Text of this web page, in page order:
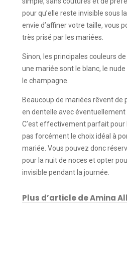
pour qu’elle reste invisible sous
envie d’affiner votre taille, vous
très prisé par les mariées.
Sinon, les principales couleurs
une mariée sont le blanc, le
le champagne.
Beaucoup de mariées rêvent de
en dentelle avec éventuellement
C’est effectivement parfait pour
pas forcément le choix idéal à
mariée. Vous pouvez donc
pour la nuit de noces et opter
invisible pendant la journée.
Plus d’article de Amina